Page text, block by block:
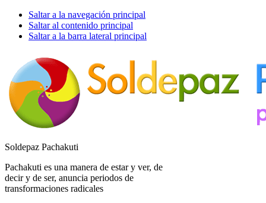
Saltar a la navegación principal
Saltar al contenido principal
Saltar a la barra lateral principal
Soldepaz Pachakuti
Pachakuti es una manera de estar y ver, de
decir y de ser, anuncia periodos de
transformaciones radicales